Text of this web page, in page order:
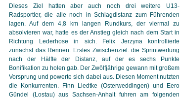
Dieses Ziel hatten aber auch noch drei weitere U13-
Radsportler, die alle noch in Schlagdistanz zum Führenden
lagen. Auf dem 4,8 km langen Rundkurs, der viermal zu
absolvieren war, hatte es der Anstieg gleich nach dem Start in
Richtung Lederhose in sich. Felix Jerzyna kontrollierte
zunächst das Rennen. Erstes Zwischenziel: die Sprintwertung
nach der Hälfte der Distanz, auf der es sechs Punkte
Bonifikation zu holen gab. Der Zwölfjährige gewann mit großem
Vorsprung und powerte sich dabei aus. Diesen Moment nutzten
die Konkurrenten. Finn Liedtke (Osterweddingen) und Eero
Gündel (Lostau) aus Sachsen-Anhalt fuhren am folgenden